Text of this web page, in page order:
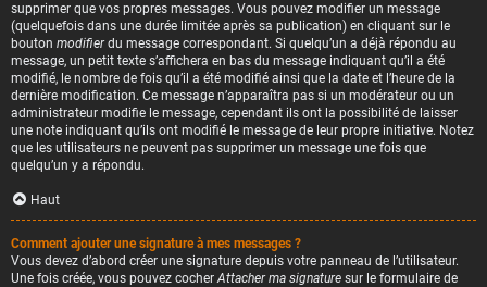
supprimer que vos propres messages. Vous pouvez modifier un message
(quelquefois dans une durée limitée après sa publication) en cliquant sur le
bouton modifierdu message correspondant. Si quelqu’un a déjà répondu au
message, un petit texte s’affichera en bas du message indiquant qu’il a été
modifié, le nombre de fois qu’il a été modifié ainsi que la date et l’heure de la
dernière modification. Ce message n’apparaîtra pas si un modérateur ou un
administrateur modifie le message, cependant ils ont la possibilité de laisser
une note indiquant qu’ils ont modifié le message de leur propre initiative. Notez
que les utilisateurs ne peuvent pas supprimer un message une fois que
quelqu’un y a répondu.
Haut
Comment ajouter une signature à mes messages ?
Vous devez d’abord créer une signature depuis votre panneau de l’utilisateur.
Une fois créée, vous pouvez cocherAttacher ma signature sur le formulaire de